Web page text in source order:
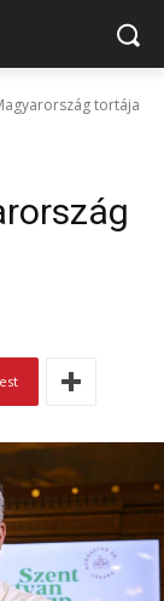
tortája